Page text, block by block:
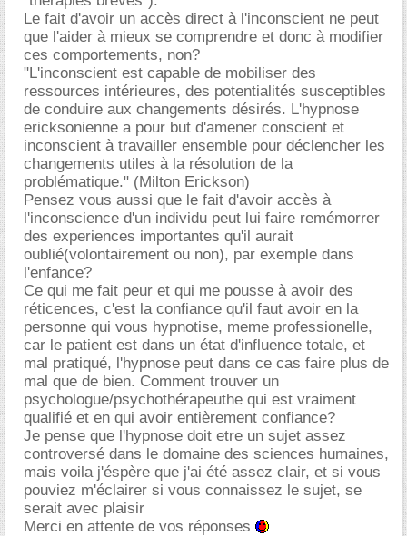
Le fait d'avoir un accès direct à l'inconscient ne peut
que l'aider à mieux se comprendre et donc à modifier
ces comportements, non?
"L'inconscient est capable de mobiliser des
ressources intérieures, des potentialités susceptibles
de conduire aux changements désirés. L'hypnose
ericksonienne a pour but d'amener conscient et
inconscient à travailler ensemble pour déclencher les
changements utiles à la résolution de la
problématique." (Milton Erickson)
Pensez vous aussi que le fait d'avoir accès à
l'inconscience d'un individu peut lui faire remémorrer
des experiences importantes qu'il aurait
oublié(volontairement ou non), par exemple dans
l'enfance?
Ce qui me fait peur et qui me pousse à avoir des
réticences, c'est la confiance qu'il faut avoir en la
personne qui vous hypnotise, meme professionelle,
car le patient est dans un état d'influence totale, et
mal pratiqué, l'hypnose peut dans ce cas faire plus de
mal que de bien. Comment trouver un
psychologue/psychothérapeuthe qui est vraiment
qualifié et en qui avoir entièrement confiance?
Je pense que l'hypnose doit etre un sujet assez
controversé dans le domaine des sciences humaines,
mais voila j'éspère que j'ai été assez clair, et si vous
pouviez m'éclairer si vous connaissez le sujet, se
serait avec plaisir
Merci en attente de vos réponses